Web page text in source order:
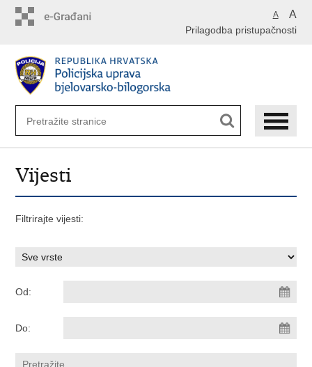
A A
Prilagodba pristupačnosti
Vijesti
Filtrirajte vijesti:
Od:
Do: